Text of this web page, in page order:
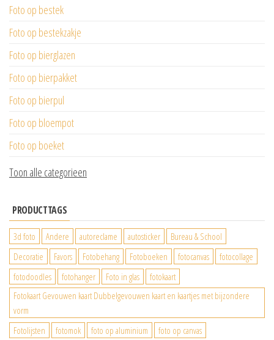
Foto op bestek
Foto op bestekzakje
Foto op bierglazen
Foto op bierpakket
Foto op bierpul
Foto op bloempot
Foto op boeket
Toon alle categorieen
PRODUCTTAGS
3d foto Andere autoreclame autosticker
Bureau & School
Decoratie
Favors Fotobehang Fotoboeken fotocanvas
fotocollage
fotodoodles
fotohanger Foto in glas
fotokaart
Fotokaart Gevouwen kaart Dubbelgevouwen kaart en kaartjes met bijzondere
vorm
Fotolijsten
fotomok foto op aluminium
foto op canvas